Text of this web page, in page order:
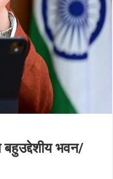
बहुउद्देशीय भवन/